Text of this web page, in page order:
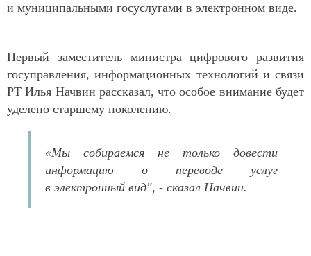
и муниципальными госуслугами в электронном виде.
Первый заместитель министра цифрового развития
госуправления, информационных технологий и связи
РТ Илья Начвин рассказал, что особое внимание будет
уделено старшему поколению.
«Мы собираемся не только довести
информацию о переводе услуг
в электронный вид", - сказал Начвин.